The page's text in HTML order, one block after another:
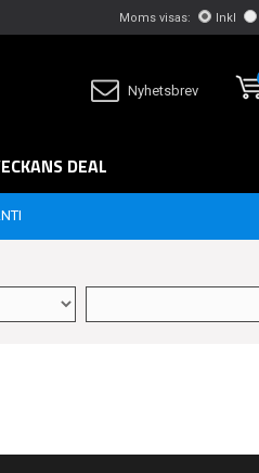
Moms visas: Inkl
Nyhetsbrev
DEAL